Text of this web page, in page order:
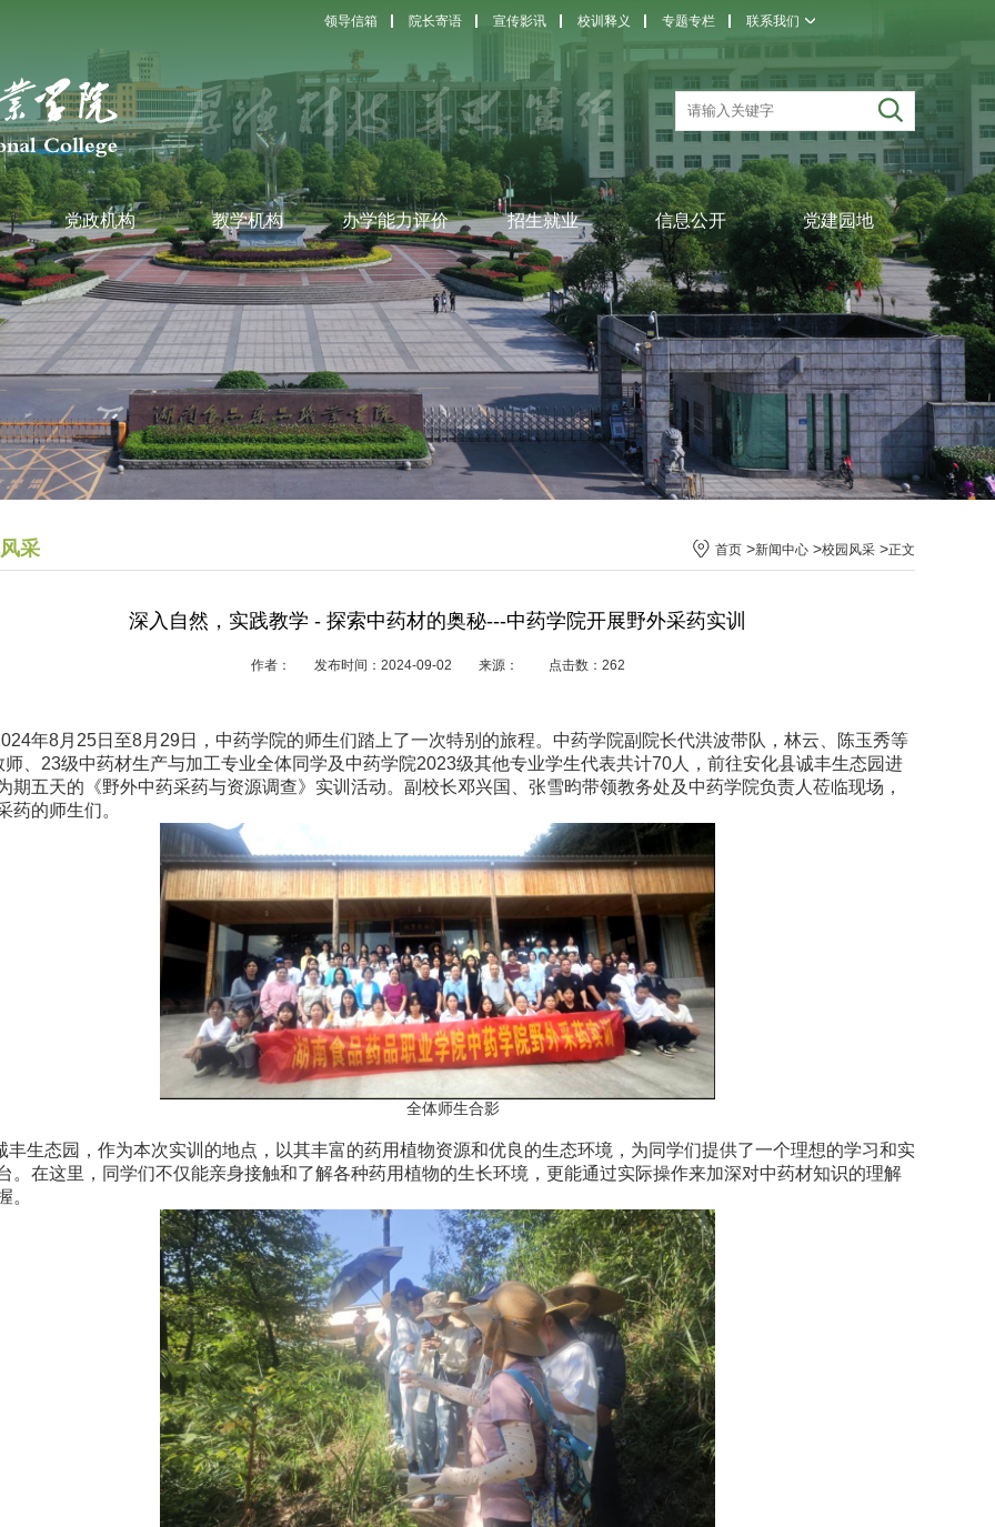
领导信箱 院长寄语 宣传影讯 校训释义 专题专栏 联系我们
党政机构 教学机构 办学能力评价 招生就业 信息公开 党建园地
采 首页 >新闻中心 >校园风采 >正文
深入自然，实践教学 - 探索中药材的奥秘---中药学院开展野外采药实训
作者： 发布时间：2024-09-02 来源： 点击数： 262
年8月25日至8月29日，中药学院的师生们踏上了一次特别的旅程。中药学院副院长代洪波带队，林云、陈玉秀等
师、23级中药材生产与加工专业全体同学及中药学院2023级其他专业学生代表共计70人，前往安化县诚丰生态园进
期五天的《野外中药采药与资源调查》实训活动。副校长邓兴国、张雪昀带领教务处及中药学院负责人莅临现场，
药的师生们。
全体师生合影
丰生态园，作为本次实训的地点，以其丰富的药用植物资源和优良的生态环境，为同学们提供了一个理想的学习和实
。在这里，同学们不仅能亲身接触和了解各种药用植物的生长环境，更能通过实际操作来加深对中药材知识的理解
。